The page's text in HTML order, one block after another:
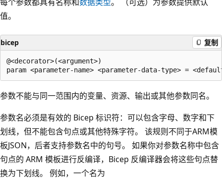
值。
bicep 复制
@<decorator>(<argument>)
参数不能与同一范围内的变量、资源、输出或其他参数同名。
参数名必须是有效的 Bicep 标识符：可以包含字母、数字和下
划线，但不能包含句点或其他特殊字符。 该规则不同于ARM模
板JSON，后者支持参数名中的句号。 如果你对参数名称中包含
句点的 ARM 模板进行反编译，Bicep 反编译器会将这些句点替
换为下划线。 例如，一个名为